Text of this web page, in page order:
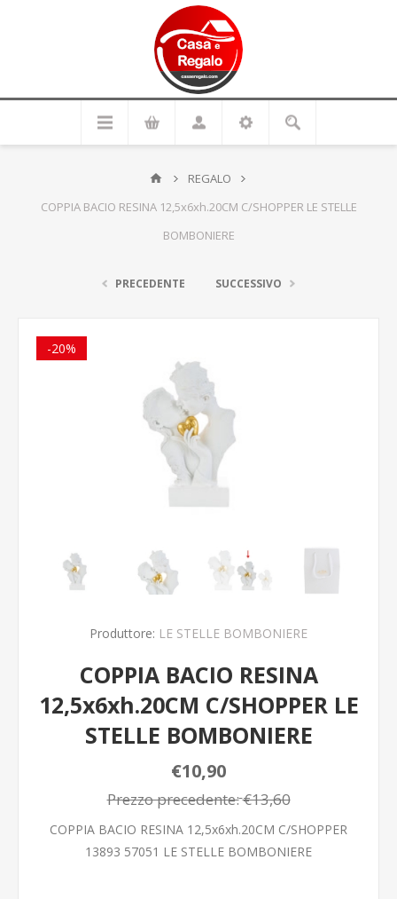
REGALO
COPPIA BACIO RESINA 12,5x6xh.20CM C/SHOPPER LE STELLE
BOMBONIERE
PRECEDENTE SUCCESSIVO
-20%
Produttore: LE STELLE BOMBONIERE
COPPIA BACIO RESINA
12,5x6xh.20CM C/SHOPPER LE
STELLE BOMBONIERE
€10,90
Prezzo precedente:€13,60
COPPIA BACIO RESINA 12,5x6xh.20CM C/SHOPPER
13893 57051 LE STELLE BOMBONIERE